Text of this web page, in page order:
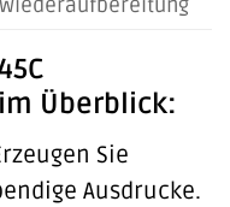
Überblick:
Sie
Ausdrucke.